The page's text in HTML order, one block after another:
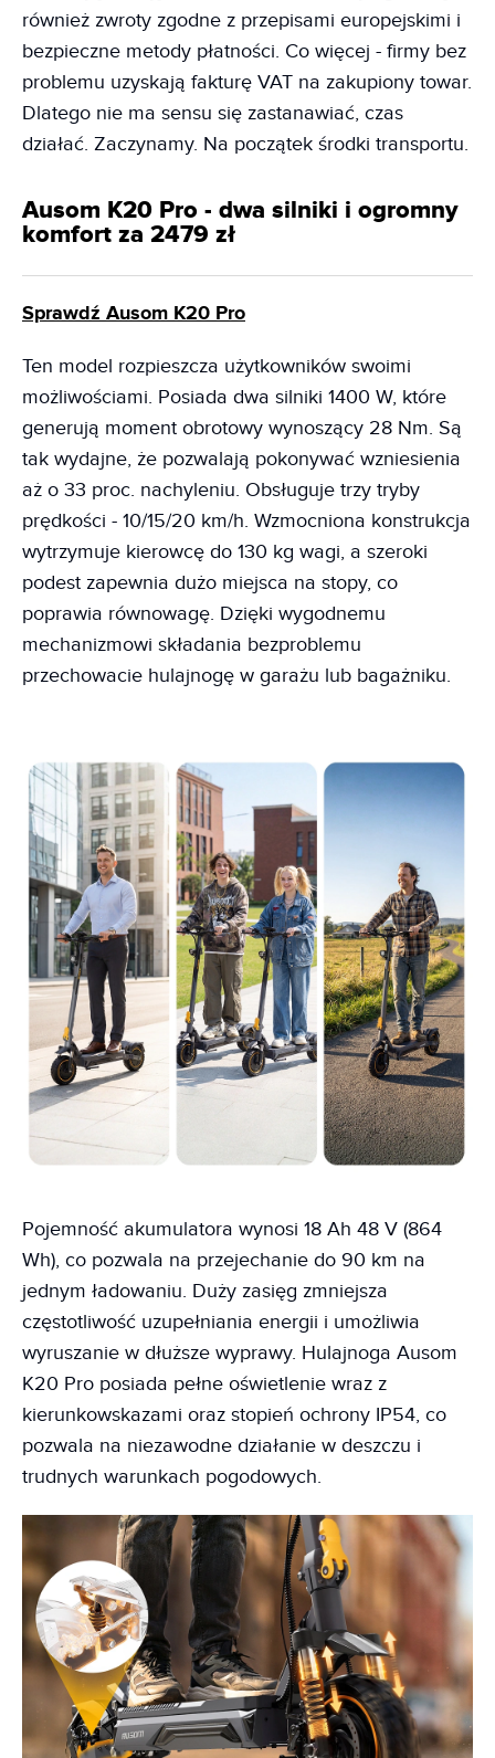
również zwroty zgodne z przepisami europejskimi i
bezpieczne metody płatności. Co więcej - firmy bez
problemu uzyskają fakturę VAT na zakupiony towar.
Dlatego nie ma sensu się zastanawiać, czas
działać. Zaczynamy. Na początek środki transportu.
Ausom K20 Pro - dwa silniki i ogromny
komfort za 2479 zł
Sprawdź Ausom K20 Pro
Ten model rozpieszcza użytkowników swoimi
możliwościami. Posiada dwa silniki 1400 W, które
generują moment obrotowy wynoszący 28 Nm. Są
tak wydajne, że pozwalają pokonywać wzniesienia
aż o 33 proc. nachyleniu. Obsługuje trzy tryby
prędkości - 10/15/20 km/h. Wzmocniona konstrukcja
wytrzymuje kierowcę do 130 kg wagi, a szeroki
podest zapewnia dużo miejsca na stopy, co
poprawia równowagę. Dzięki wygodnemu
mechanizmowi składania bezproblemu
przechowacie hulajnogę w garażu lub bagażniku.
Pojemność akumulatora wynosi 18 Ah 48 V (864
Wh), co pozwala na przejechanie do 90 km na
jednym ładowaniu. Duży zasięg zmniejsza
częstotliwość uzupełniania energii i umożliwia
wyruszanie w dłuższe wyprawy. Hulajnoga Ausom
K20 Pro posiada pełne oświetlenie wraz z
kierunkowskazami oraz stopień ochrony IP54, co
pozwala na niezawodne działanie w deszczu i
trudnych warunkach pogodowych.